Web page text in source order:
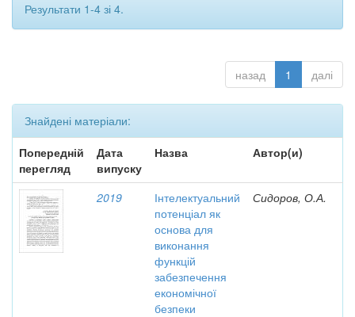
Результати 1-4 зі 4.
назад 1 далі
Знайдені матеріали:
Попередній
перегляд
Дата
випуску
Назва Автор(и)
2019
Інтелектуальний
потенціал як
основа для
виконання
функцій
забезпечення
економічної
безпеки
Сидоров, О.А.